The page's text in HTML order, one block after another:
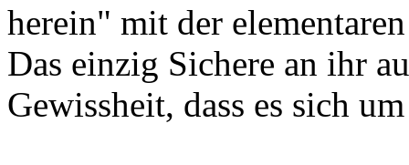
herein" mit der
Das einzig Sichere an ihr
Gewissheit, dass es sich